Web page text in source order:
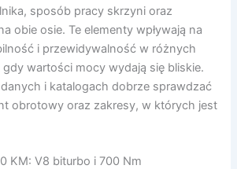
sposób pracy skrzyni oraz
obie osie. Te elementy wpływają na
i przewidywalność w różnych
wartości mocy wydają się bliskie.
i katalogach dobrze sprawdzać
obrotowy oraz zakresy, w których jest
KM: V8 biturbo i 700 Nm